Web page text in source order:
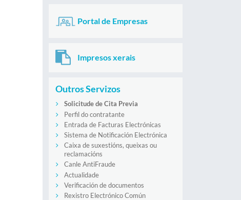
Portal de Empresas
Impresos xerais
Outros Servizos
Solicitude de Cita Previa
Perfil do contratante
Entrada de Facturas Electrónicas
Sistema de Notificación Electrónica
Caixa de suxestións, queixas ou
reclamacións
Canle AntiFraude
Actualidade
Verificación de documentos
Rexistro Electrónico Común